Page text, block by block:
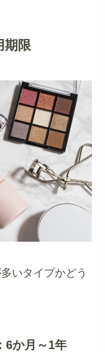
期限
いタイプかどう
6か月～1年